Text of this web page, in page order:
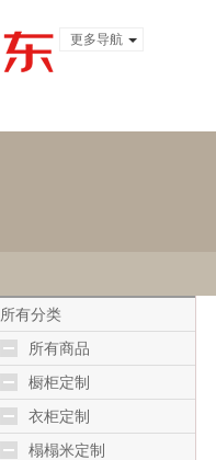
更多导航
所有分类
所有商品
橱柜定制
衣柜定制
榻榻米定制